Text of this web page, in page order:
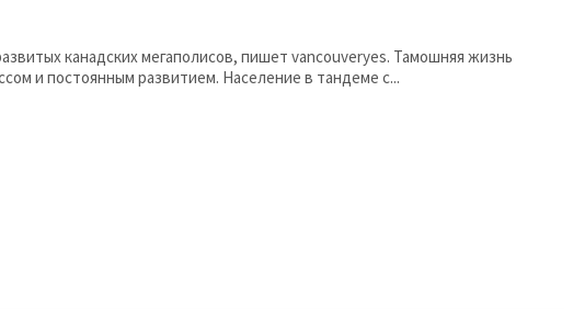
канадских мегаполисов, пишет vancouveryes. Тамошняя жизнь
и постоянным развитием. Население в тандеме с...